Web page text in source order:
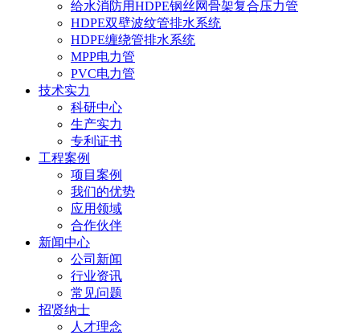
给水消防用HDPE钢丝网骨架复合压力管
HDPE双壁波纹管排水系统
HDPE缠绕管排水系统
MPP电力管
PVC电力管
技术实力
科研中心
生产实力
专利证书
工程案例
项目案例
我们的优势
应用领域
合作伙伴
新闻中心
公司新闻
行业资讯
常见问题
招贤纳士
人才理念